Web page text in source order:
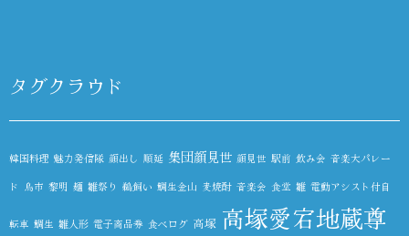
タグクラウド
韓国料理 魅力発信隊 顔出し 順延 集団顔見世 顔見世 駅前 飲み会 音楽大パレー
ド 鳥市 黎明 麺 雛祭り 鵜飼い 鯛生金山 麦焼酎 音楽会 食堂 雛 電動アシスト付自
転車 鯛生 雛人形 電子商品券 食べログ 高塚 高塚愛宕地蔵尊